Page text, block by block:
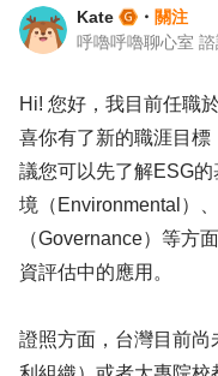
Kate ・ 關注
呼嚕呼嚕聊心室
Hi! 您好，我目前任職
喜你有了新的職涯目
議您可以先了解ESG
境（Environmental）
（Governance）等方
資評估中的應用。
證照方面，台灣目前